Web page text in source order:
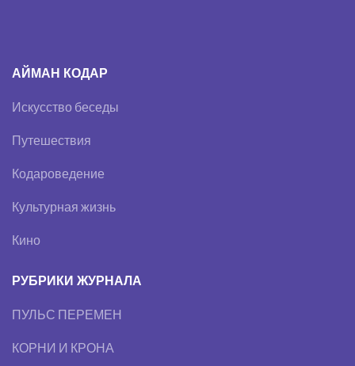
АЙМАН КОДАР
Искусство беседы
Путешествия
Кодароведение
Культурная жизнь
Кино
РУБРИКИ ЖУРНАЛА
ПУЛЬС ПЕРЕМЕН
КОРНИ И КРОНА